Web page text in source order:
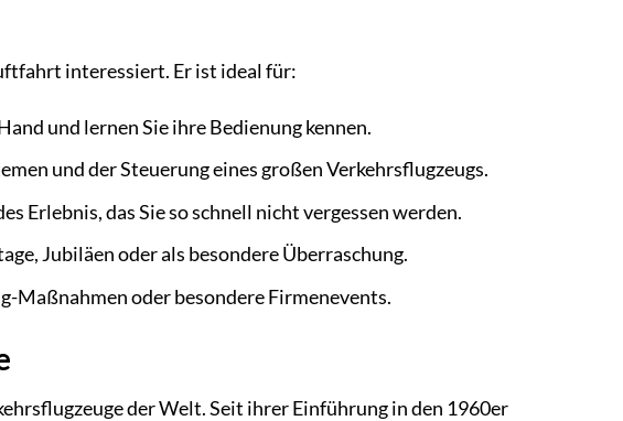
interessiert. Er ist ideal für:
und lernen Sie ihre Bedienung kennen.
und der Steuerung eines großen Verkehrsflugzeugs.
Erlebnis, das Sie so schnell nicht vergessen werden.
Jubiläen oder als besondere Überraschung.
Maßnahmen oder besondere Firmenevents.
der Welt. Seit ihrer Einführung in den 1960er